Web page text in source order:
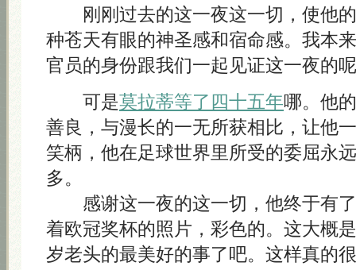
刚刚过去的这一夜这一切，使他的
种苍天有眼的神圣感和宿命感。我本
官员的身份跟我们一起见证这一夜的
可是莫拉蒂等了四十五年哪。他
善良，与漫长的一无所获相比，让他
笑柄，他在足球世界里所受的委屈永
多。
感谢这一夜的这一切，他终于有了
着欧冠奖杯的照片，彩色的。这大概
岁老头的最美好的事了吧。这样真的